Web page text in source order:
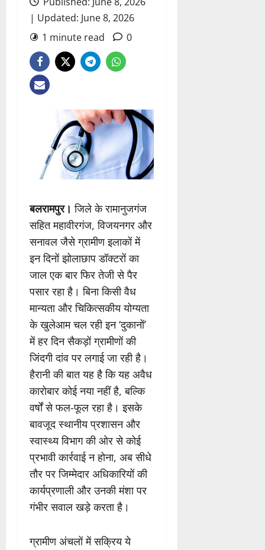
| Updated: June 8, 2026
1 minute read
0
बलरामपुर। जिले के रामानुजगंज
सहित महावीरगंज, विजयनगर और
सनावल जैसे ग्रामीण इलाकों में
इन दिनों झोलाछाप डॉक्टरों का
जाल एक बार फिर तेजी से पैर
पसार रहा है। बिना किसी वैध
मान्यता और चिकित्सकीय योग्यता
के खुलेआम चल रही इन ‘दुकानों’
में हर दिन सैकड़ों ग्रामीणों की
जिंदगी दांव पर लगाई जा रही है।
हैरानी की बात यह है कि यह अवैध
कारोबार कोई नया नहीं है, बल्कि
वर्षों से फल-फूल रहा है। इसके
बावजूद स्थानीय प्रशासन और
स्वास्थ्य विभाग की ओर से कोई
प्रभावी कार्रवाई न होना, अब सीधे
तौर पर जिम्मेदार अधिकारियों की
कार्यप्रणाली और उनकी मंशा पर
गंभीर सवाल खड़े करता है।
ग्रामीण अंचलों में सक्रिय ये